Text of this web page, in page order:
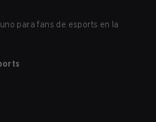
para fans de esports en la